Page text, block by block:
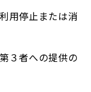
用停止または消
３者への提供の